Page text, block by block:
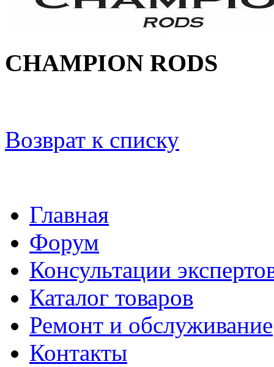
CHAMPION RODS
Возврат к списку
Главная
Форум
Консультации
Каталог товаров
Ремонт и обслуживание
Контакты